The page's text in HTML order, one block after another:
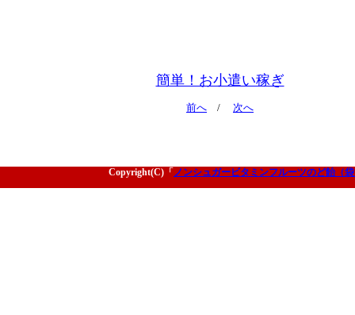
簡単！お小遣い稼ぎ
前へ / 次へ
Copyright(C)「 ノンシュガービタミンフルーツのど飴（